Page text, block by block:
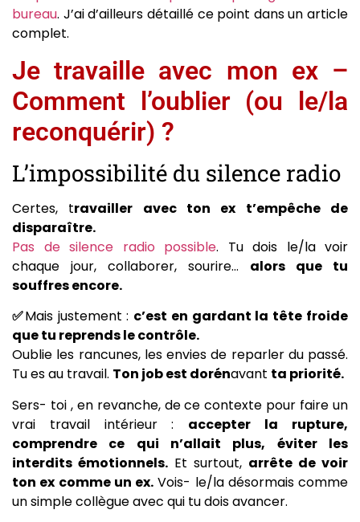
bureau. J’ai d’ailleurs détaillé ce point dans un article
complet.
Je travaille avec mon ex –
Comment l’oublier (ou le/la
reconquérir) ?
L’impossibilité du silence radio
Certes, travailler avec ton ex t’empêche de
disparaître.
Pas de silence radio possible. Tu dois le/la voir
chaque jour, collaborer, sourire… alors que tu
souffres encore.
✅Mais justement : c’est en gardant la tête froide
que tu reprends le contrôle.
Oublie les rancunes, les envies de reparler du passé.
Tu es au travail. Ton job est dorénavant ta priorité.
Sers- toi , en revanche, de ce contexte pour faire un
vrai travail intérieur : accepter la rupture,
comprendre ce qui n’allait plus, éviter les
interdits émotionnels. Et surtout, arrête de voir
ton ex comme un ex. Vois- le/la désormais comme
un simple collègue avec qui tu dois avancer.